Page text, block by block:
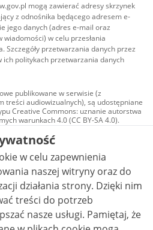
mogą zawierać adresy skrzynek
z odnośnika będącego adresem e-
jego danych (adres e-mail oraz
w celu przesłania
Szczegóły przetwarzania danych przez
ich politykach przetwarzania danych
publikowane w serwisie (z
treści audiowizualnych), są udostępniane
Creative Commons: uznanie autorstwa
warunkach 4.0 (CC BY-SA 4.0).
w tym zdjęcia, materiały
są udostępniane na licencji typu
uznanie autorstwa użycie
- bez utworów zależnych 4.0 (CC BY-
o ile nie jest to stwierdzone inaczej.
w celu zapewnienia
naszej witryny oraz do
strony. Dzięki nim
treści do potrzeb
usługi. Pamiętaj, że